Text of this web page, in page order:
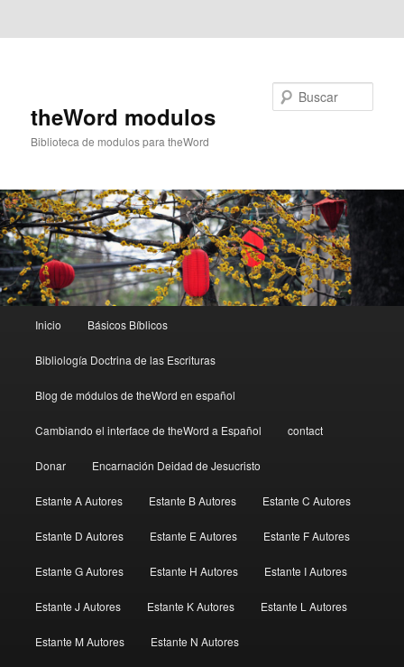
theWord modulos
Biblioteca de modulos para theWord
principal
Inicio Básicos Bíblicos
Bibliología Doctrina de las Escrituras
Blog de módulos de theWord en español
Cambiando el interface de theWord a Español contact
Donar Encarnación Deidad de Jesucristo
Estante A Autores Estante B Autores Estante C Autores
Estante D Autores Estante E Autores Estante F Autores
Estante G Autores Estante H Autores Estante I Autores
Estante J Autores Estante K Autores Estante L Autores
Estante M Autores Estante N Autores